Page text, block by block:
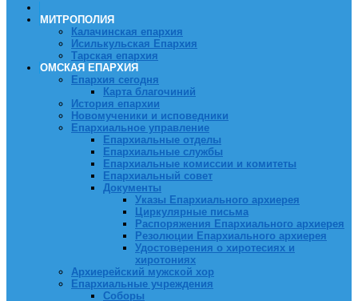
МИТРОПОЛИЯ
Калачинская епархия
Исилькульская Епархия
Тарская епархия
ОМСКАЯ ЕПАРХИЯ
Епархия сегодня
Карта благочиний
История епархии
Новомученики и исповедники
Епархиальное управление
Епархиальные отделы
Епархиальные службы
Епархиальные комиссии и комитеты
Епархиальный совет
Документы
Указы Епархиального архиерея
Циркулярные письма
Распоряжения Епархиального архиерея
Резолюции Епархиального архиерея
Удостоверения о хиротесиях и
хиротониях
Архиерейский мужской хор
Епархиальные учреждения
Соборы